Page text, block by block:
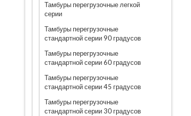
Тамбуры перегрузочные легкой
серии
Тамбуры перегрузочные
стандартной серии 90 градусов
Тамбуры перегрузочные
стандартной серии 60 градусов
Тамбуры перегрузочные
стандартной серии 45 градусов
Тамбуры перегрузочные
стандартной серии 30 градусов